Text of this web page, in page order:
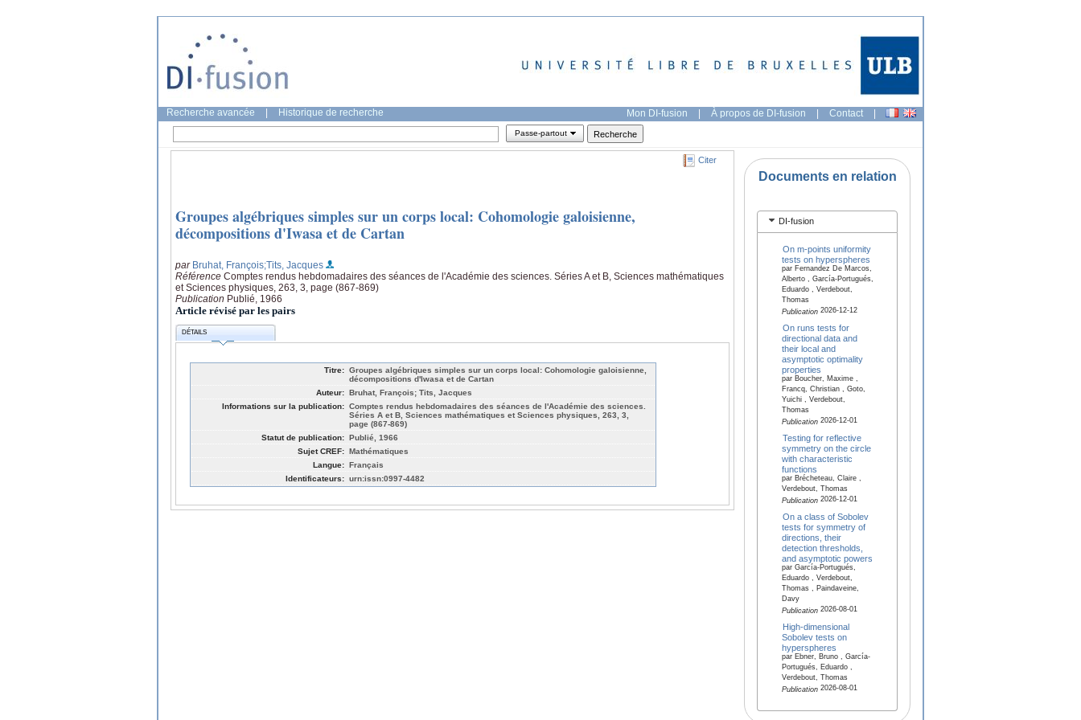
Recherche avancée Historique de recherche Mon DI-fusion | À propos de DI-fusion | Contact |
Passe-partout
Citer
Groupes algébriques simples sur un corps local: Cohomologie galoisienne,
décompositions d'Iwasa et de Cartan
par Bruhat, François;Tits, Jacques
Référence Comptes rendus hebdomadaires des séances de l'Académie des sciences. Séries A et B, Sciences mathématiques
et Sciences physiques, 263, 3, page (867-869)
Publication Publié, 1966
Article révisé par les pairs
DÉTAILS
Titre: Groupes algébriques simples sur un corps local: Cohomologie galoisienne,
décompositions d'Iwasa et de Cartan
Auteur: Bruhat, François; Tits, Jacques
Informations sur la publication: Comptes rendus hebdomadaires des séances de l'Académie des sciences.
Séries A et B, Sciences mathématiques et Sciences physiques, 263, 3,
page (867-869)
Statut de publication: Publié, 1966
Sujet CREF: Mathématiques
Langue: Français
Identificateurs: urn:issn:0997-4482
Documents en relation
DI-fusion
On m-points uniformity
tests on hyperspheres
par Fernandez De Marcos,
Alberto , García-Portugués,
Eduardo , Verdebout,
Thomas
Publication2026-12-12
On runs tests for
directional data and
their local and
asymptotic optimality
properties
par Boucher, Maxime ,
Francq, Christian , Goto,
Yuichi , Verdebout,
Thomas
Publication2026-12-01
Testing for reflective
symmetry on the circle
with characteristic
functions
par Brécheteau, Claire ,
Verdebout, Thomas
Publication2026-12-01
On a class of Sobolev
tests for symmetry of
directions, their
detection thresholds,
and asymptotic powers
par García-Portugués,
Eduardo , Verdebout,
Thomas , Paindaveine,
Davy
Publication2026-08-01
High-dimensional
Sobolev tests on
hyperspheres
par Ebner, Bruno , García-
Portugués, Eduardo ,
Verdebout, Thomas
Publication2026-08-01